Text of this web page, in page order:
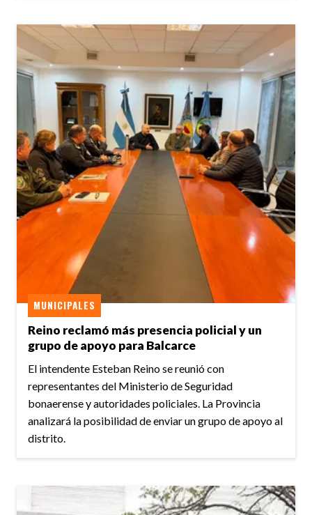
Reino reclamó más presencia policial y un
grupo de apoyo para Balcarce
MUNICIPALES
El intendente Esteban Reino se reunió con
representantes del Ministerio de Seguridad
bonaerense y autoridades policiales. La Provincia
analizará la posibilidad de enviar un grupo de apoyo al
distrito.